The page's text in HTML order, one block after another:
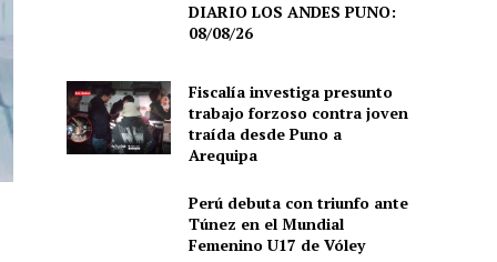
DIARIO LOS ANDES PUNO:
08/08/26
Fiscalía investiga presunto
trabajo forzoso contra joven
traída desde Puno a
Arequipa
Perú debuta con triunfo ante
Túnez en el Mundial
Femenino U17 de Vóley